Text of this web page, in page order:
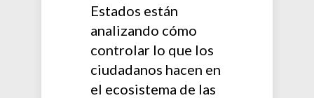
Estados están
analizando cómo
controlar lo que los
ciudadanos hacen en
el ecosistema de las